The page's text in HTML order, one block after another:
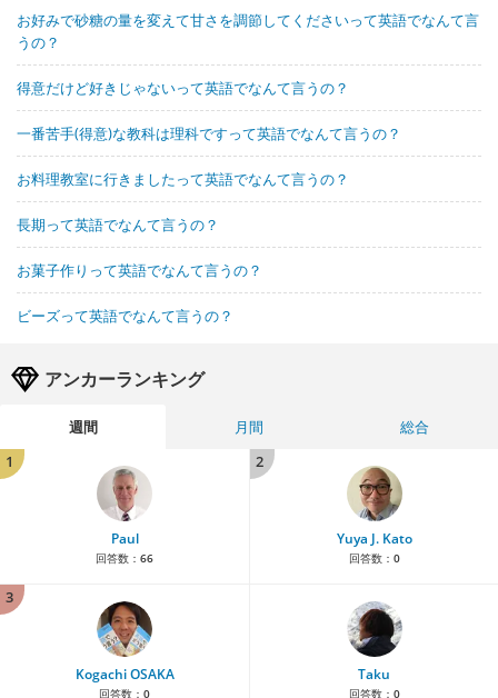
お好みで砂糖の量を変えて甘さを調節してくださいって英語でなんて言
うの？
得意だけど好きじゃないって英語でなんて言うの？
一番苦手(得意)な教科は理科ですって英語でなんて言うの？
お料理教室に行きましたって英語でなんて言うの？
長期って英語でなんて言うの？
お菓子作りって英語でなんて言うの？
ビーズって英語でなんて言うの？
アンカーランキング
週間 月間
総合
1
Paul
回答数： 66
2
Yuya J. Kato
回答数： 0
3
Kogachi OSAKA
回答数： 0
Taku
回答数： 0